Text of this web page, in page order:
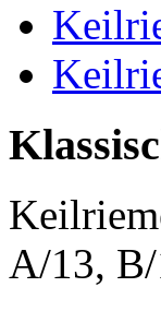
A/13,